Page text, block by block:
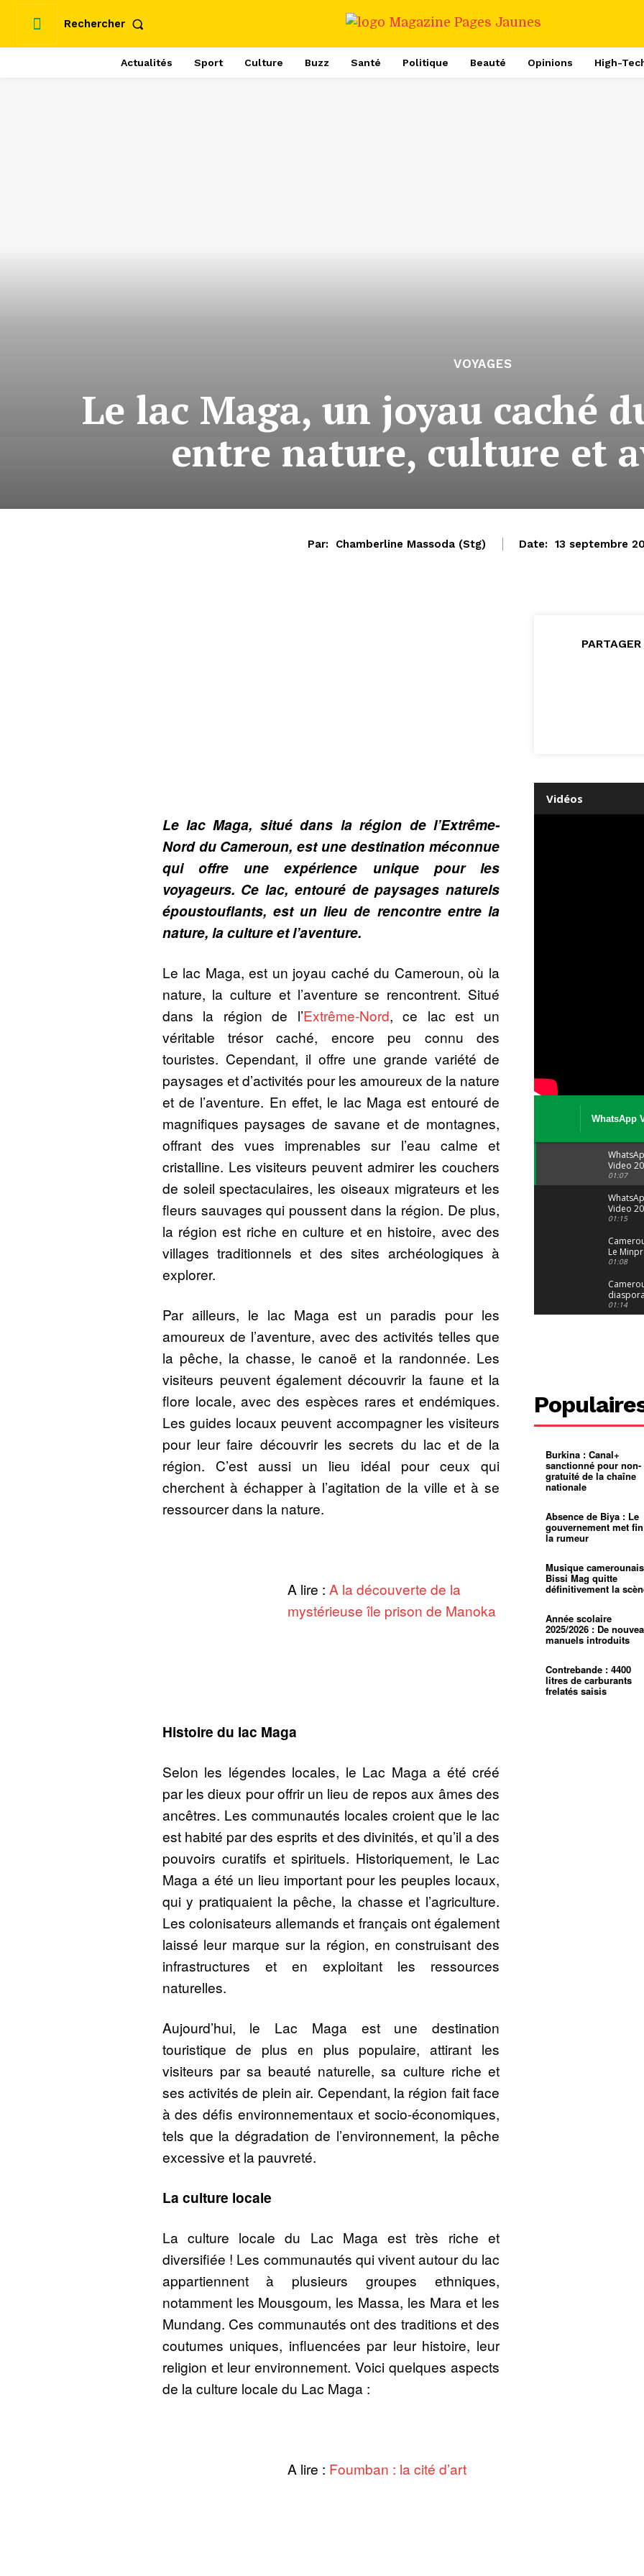
Rechercher
Actualités Sport Culture Buzz Santé Politique Beauté Opinions High-
VOYAGES
Le lac Maga, un joyau caché
entre nature, culture et
Par: Chamberline Massoda (Stg) Date: 13 septembre
Le lac Maga, situé dans la région de l’Extrême-
Nord du Cameroun, est une destination méconnue
qui offre une expérience unique pour les
voyageurs. Ce lac, entouré de paysages naturels
époustouflants, est un lieu de rencontre entre la
nature, la culture et l’aventure.
Le lac Maga, est un joyau caché du Cameroun, où la
nature, la culture et l’aventure se rencontrent. Situé
dans la région de l’Extrême-Nord, ce lac est un
véritable trésor caché, encore peu connu des
touristes. Cependant, il offre une grande variété de
paysages et d’activités pour les amoureux de la nature
et de l’aventure. En effet, le lac Maga est entouré de
magnifiques paysages de savane et de montagnes,
offrant des vues imprenables sur l’eau calme et
cristalline. Les visiteurs peuvent admirer les couchers
de soleil spectaculaires, les oiseaux migrateurs et les
fleurs sauvages qui poussent dans la région. De plus,
la région est riche en culture et en histoire, avec des
villages traditionnels et des sites archéologiques à
explorer.
Par ailleurs, le lac Maga est un paradis pour les
amoureux de l’aventure, avec des activités telles que
la pêche, la chasse, le canoë et la randonnée. Les
visiteurs peuvent également découvrir la faune et la
flore locale, avec des espèces rares et endémiques.
Les guides locaux peuvent accompagner les visiteurs
pour leur faire découvrir les secrets du lac et de la
région. C’est aussi un lieu idéal pour ceux qui
cherchent à échapper à l’agitation de la ville et à se
ressourcer dans la nature.
A lire : A la découverte de la
mystérieuse île prison de Manoka
Histoire du lac Maga
Selon les légendes locales, le Lac Maga a été créé
par les dieux pour offrir un lieu de repos aux âmes des
ancêtres. Les communautés locales croient que le lac
est habité par des esprits et des divinités, et qu’il a des
pouvoirs curatifs et spirituels. Historiquement, le Lac
Maga a été un lieu important pour les peuples locaux,
qui y pratiquaient la pêche, la chasse et l’agriculture.
Les colonisateurs allemands et français ont également
laissé leur marque sur la région, en construisant des
infrastructures et en exploitant les ressources
naturelles.
Aujourd’hui, le Lac Maga est une destination
touristique de plus en plus populaire, attirant les
visiteurs par sa beauté naturelle, sa culture riche et
ses activités de plein air. Cependant, la région fait face
à des défis environnementaux et socio-économiques,
tels que la dégradation de l’environnement, la pêche
excessive et la pauvreté.
La culture locale
La culture locale du Lac Maga est très riche et
diversifiée ! Les communautés qui vivent autour du lac
appartiennent à plusieurs groupes ethniques,
notamment les Mousgoum, les Massa, les Mara et les
Mundang. Ces communautés ont des traditions et des
coutumes uniques, influencées par leur histoire, leur
religion et leur environnement. Voici quelques aspects
de la culture locale du Lac Maga :
A lire : Foumban : la cité d’art
Vidéos
WhatsApp
Video
04 at 15
01:07
Video
29 at 12
01:15
Le
alerte
jeunes
01:08
suivra-t-
l’appel
01:14
400 000
pasteur
L’État
d’or
Entre
mentale
01:12
à
mettra-
01:12
Mouelle
dernier
voyage
Burkina : Canal+
sanctionné pour non-
gratuité de la chaîne
nationale
Absence de Biya : Le
gouvernement met
la rumeur
Musique
Bissi Mag quitte
définitivement la
Année scolaire
2025/2026 : De
manuels introduits
Contrebande : 4400
litres de carburants
frelatés saisis